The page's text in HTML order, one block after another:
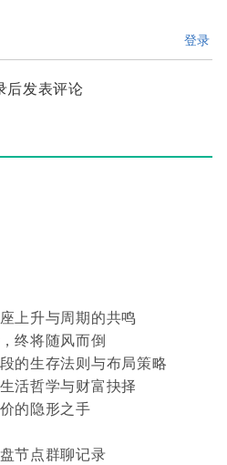
登录
后发表评论
上升与周期的共鸣
终将随风而倒
的生存法则与布局策略
活哲学与财富抉择
的隐形之手
节点群聊记录